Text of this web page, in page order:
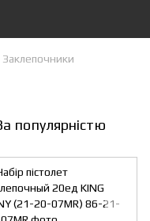
Заклепочники
популярністю